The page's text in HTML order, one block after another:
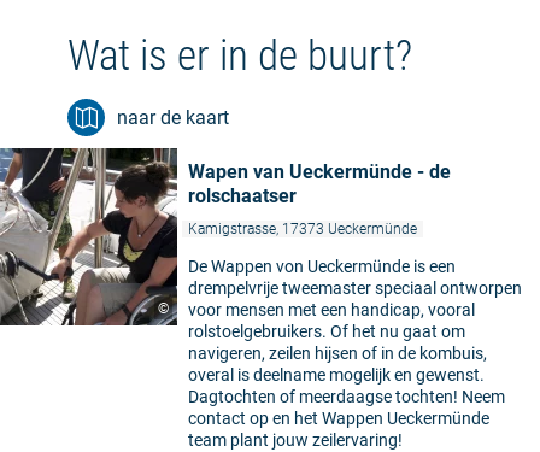
Wat is er in de buurt?
naar de kaart
©
Wapen van Ueckermünde - de
rolschaatser
Kamigstrasse, 17373 Ueckermünde
De Wappen von Ueckermünde is een
drempelvrije tweemaster speciaal ontworpen
voor mensen met een handicap, vooral
rolstoelgebruikers. Of het nu gaat om
navigeren, zeilen hijsen of in de kombuis,
overal is deelname mogelijk en gewenst.
Dagtochten of meerdaagse tochten! Neem
contact op en het Wappen Ueckermünde
team plant jouw zeilervaring!